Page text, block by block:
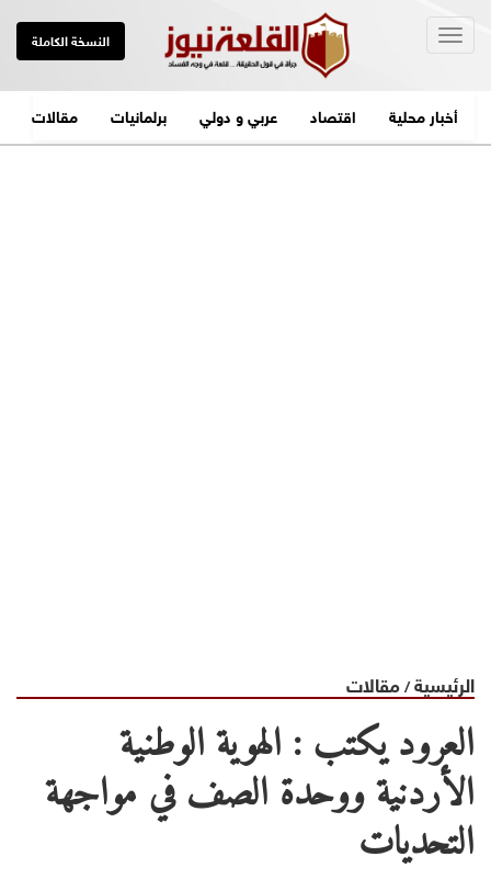
النسخة الكاملة
أخبار محلية اقتصاد عربي و دولي برلمانيات مقالات
الرئيسية/مقالات
العرود يكتب : الهوية الوطنية
الأردنية ووحدة الصف في مواجهة
التحديات